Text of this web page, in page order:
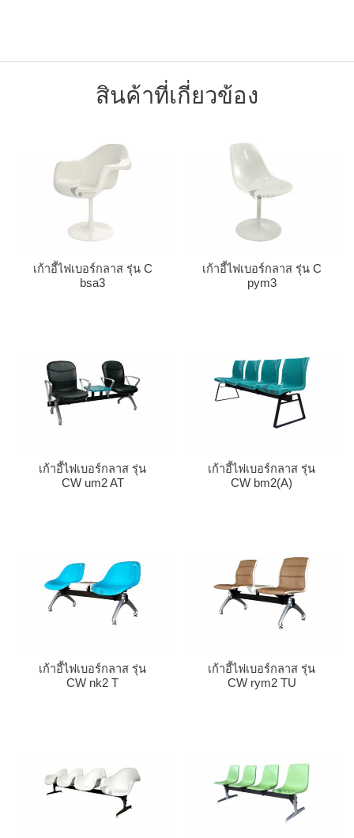
สินค้าที่เกี่ยวข้อง
เก้าอี้ไฟเบอร์กลาส รุ่น C
bsa3
เก้าอี้ไฟเบอร์กลาส รุ่น C
pym3
เก้าอี้ไฟเบอร์กลาส รุ่น
CW um2 AT
เก้าอี้ไฟเบอร์กลาส รุ่น
CW bm2(A)
เก้าอี้ไฟเบอร์กลาส รุ่น
CW nk2 T
เก้าอี้ไฟเบอร์กลาส รุ่น
CW rym2 TU